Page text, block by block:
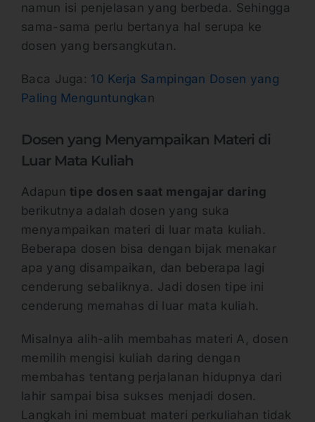
namun isi penjelasan yang berbeda. Sehingga
sama-sama perlu bertanya hal serupa ke
dosen yang bersangkutan.
Baca Juga: 10 Kerja Sampingan Dosen yang
Paling Menguntungka n
Dosen yang Menyampaikan Materi di
Luar Mata Kuliah
Adapuntipe dosen saat mengajar daring
berikutnya adalah dosen yang suka
menyampaikan materi di luar mata kuliah.
Beberapa dosen bisa dengan bijak menakar
apa yang disampaikan, dan beberapa lagi
cenderung sebaliknya. Jadi dosen tipe ini
cenderung memahas di luar mata kuliah.
Misalnya alih-alih membahas materi A, dosen
memilih mengisi kuliah daring dengan
membahas tentang perjalanan hidupnya dari
lahir sampai bisa sukses menjadi dosen.
Langkah ini membuat materi perkuliahan tidak